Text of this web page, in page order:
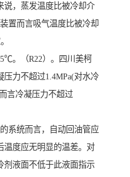
，蒸发温度比被冷却介
置而言吸气温度比被冷却
。（R22）。四川美柯
力不超过1.4MPa(对水冷
言冷凝压力不超过
统而言，自动回油管应
温度应无明显的温差。对
剂液面不低于此液面指示